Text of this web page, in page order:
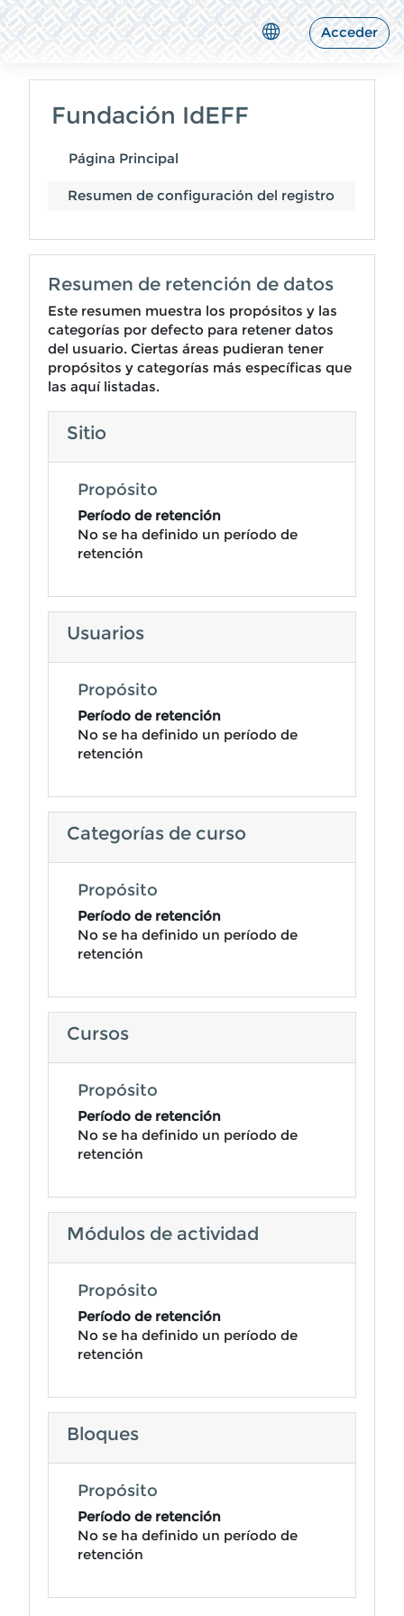
Acceder
Salta al contenido principal
Fundación IdEFF
Página Principal
Resumen de configuración del registro
Resumen de retención de datos
Este resumen muestra los propósitos y las
categorías por defecto para retener datos
del usuario. Ciertas áreas pudieran tener
propósitos y categorías más específicas que
las aquí listadas.
Sitio
Propósito
Período de retención
No se ha definido un período de
retención
Usuarios
Propósito
Período de retención
No se ha definido un período de
retención
Categorías de curso
Propósito
Período de retención
No se ha definido un período de
retención
Cursos
Propósito
Período de retención
No se ha definido un período de
retención
Módulos de actividad
Propósito
Período de retención
No se ha definido un período de
retención
Bloques
Propósito
Período de retención
No se ha definido un período de
retención